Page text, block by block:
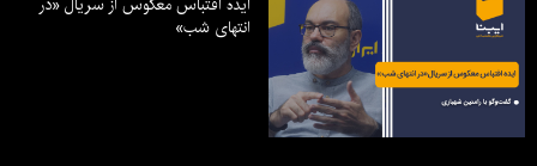
انتهای شب»